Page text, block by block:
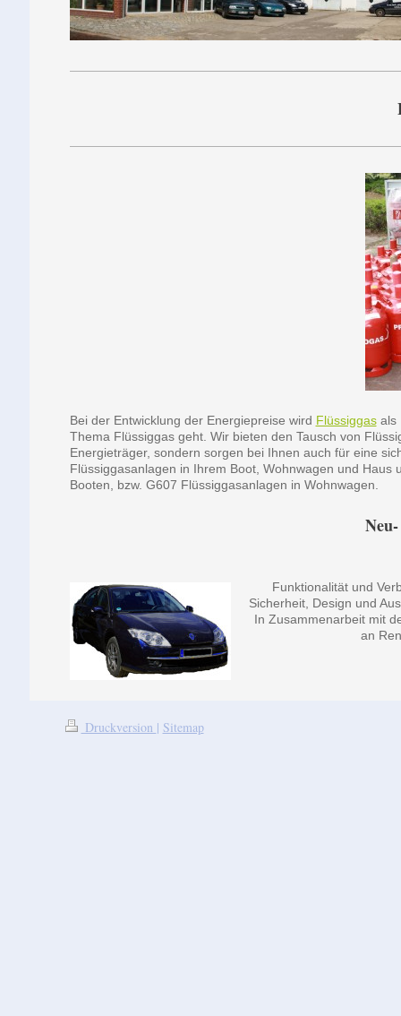
Bei der Entwicklung der Energiepreise wird Flüssiggasals
Thema Flüssiggas geht. Wir bieten den Tausch von
Energieträger, sondern sorgen bei Ihnen auch für eine
Flüssiggasanlagen in Ihrem Boot, Wohnwagen und
Booten, bzw. G607 Flüssiggasanlagen in Wohnwagen.
Funktionalität und
Sicherheit, Design und
In Zusammenarbeit mit
an
Druckversion | Sitemap